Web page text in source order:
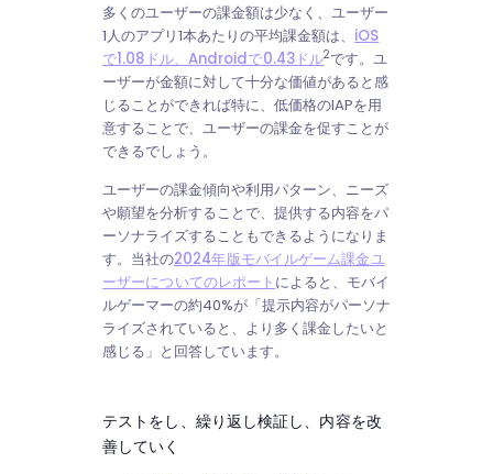
多くのユーザーの課金額は少なく、ユーザー
1人のアプリ1本あたりの平均課金額は、 iOS
で1.08ドル、Androidで0.43ドル2です。ユ
ーザーが金額に対して十分な価値があると感
じることができれば特に、低価格のIAPを用
意することで、ユーザーの課金を促すことが
できるでしょう。
ユーザーの課金傾向や利用パターン、ニーズ
や願望を分析することで、提供する内容をパ
ーソナライズすることもできるようになりま
す。当社の2024年版モバイルゲーム課金ユ
ーザーについてのレポート によると、モバイ
ルゲーマーの約40%が「提示内容がパーソナ
ライズされていると、より多く課金したいと
感じる」と回答しています。
テストをし、繰り返し検証し、内容を改
善していく